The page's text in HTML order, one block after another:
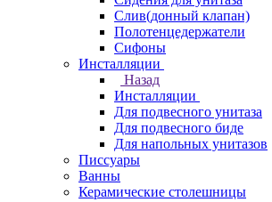
Слив(донный клапан)
Полотенцедержатели
Сифоны
Инсталляции
Назад
Инсталляции
Для подвесного унитаза
Для подвесного биде
Для напольных унитазов
Писсуары
Ванны
Керамические столешницы